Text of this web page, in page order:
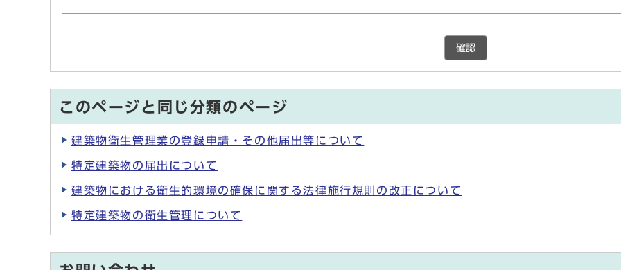
確認
このページと同じ分類のページ
建築物衛生管理業の登録申請・その他届出等について
特定建築物の届出について
建築物における衛生的環境の確保に関する法律施行規則の改正について
特定建築物の衛生管理について